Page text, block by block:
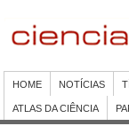
HOME NOTÍCIAS
ATLAS DA CIÊNCIA